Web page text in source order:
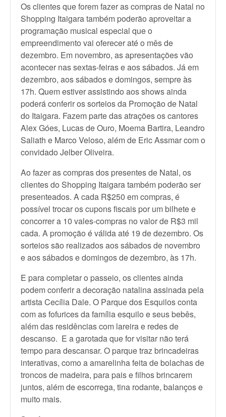
Os clientes que forem fazer as compras de Natal no
Shopping Itaigara também poderão aproveitar a
programação musical especial que o
empreendimento vai oferecer até o mês de
dezembro. Em novembro, as apresentações vão
acontecer nas sextas-feiras e aos sábados. Já em
dezembro, aos sábados e domingos, sempre às
17h. Quem estiver assistindo aos shows ainda
poderá conferir os sorteios da Promoção de Natal
do Itaigara. Fazem parte das atrações os cantores
Alex Góes, Lucas de Ouro, Moema Bartira, Leandro
Saliath e Marco Veloso, além de Eric Assmar com o
convidado Jelber Oliveira.
Ao fazer as compras dos presentes de Natal, os
clientes do Shopping Itaigara também poderão ser
presenteados. A cada R$250 em compras, é
possível trocar os cupons fiscais por um bilhete e
concorrer a 10 vales-compras no valor de R$3 mil
cada. A promoção é válida até 19 de dezembro. Os
sorteios são realizados aos sábados de novembro
e aos sábados e domingos de dezembro, às 17h.
E para completar o passeio, os clientes ainda
podem conferir a decoração natalina assinada pela
artista Cecília Dale. O Parque dos Esquilos conta
com as fofurices da família esquilo e seus bebês,
além das residências com lareira e redes de
descanso. E a garotada que for visitar não terá
tempo para descansar. O parque traz brincadeiras
interativas, como a amarelinha feita de bolachas de
troncos de madeira, para pais e filhos brincarem
juntos, além de escorrega, tina rodante, balanços e
muito mais.